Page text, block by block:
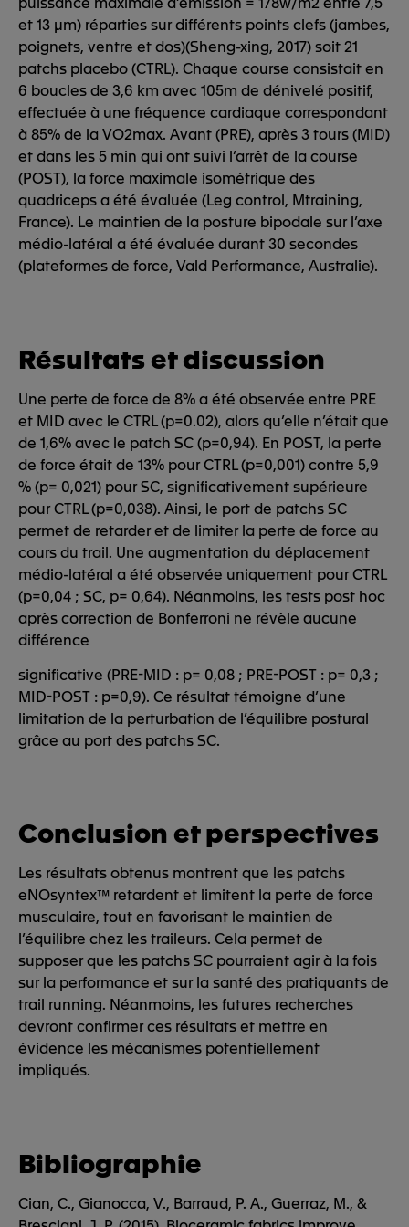
et 13 μm) réparties sur différents points clefs (jambes,
poignets, ventre et dos)(Sheng-xing, 2017) soit 21
patchs placebo (CTRL). Chaque course consistait en
6 boucles de 3,6 km avec 105m de dénivelé positif,
effectuée à une fréquence cardiaque correspondant
à 85% de la VO2max. Avant (PRE), après 3 tours (MID)
et dans les 5 min qui ont suivi l’arrêt de la course
(POST), la force maximale isométrique des
quadriceps a été évaluée (Leg control, Mtraining,
France). Le maintien de la posture bipodale sur l’axe
médio-latéral a été évaluée durant 30 secondes
(plateformes de force, Vald Performance, Australie).
Résultats et discussion
Une perte de force de 8% a été observée entre PRE
et MID avec le CTRL (p=0.02), alors qu’elle n’était que
de 1,6% avec le patch SC (p=0,94). En POST, la perte
de force était de 13% pour CTRL (p=0,001) contre 5,9
% (p= 0,021) pour SC, significativement supérieure
pour CTRL (p=0,038). Ainsi, le port de patchs SC
permet de retarder et de limiter la perte de force au
cours du trail. Une augmentation du déplacement
médio-latéral a été observée uniquement pour CTRL
(p=0,04 ; SC, p= 0,64). Néanmoins, les tests post hoc
après correction de Bonferroni ne révèle aucune
différence
significative (PRE-MID : p= 0,08 ; PRE-POST : p= 0,3 ;
MID-POST : p=0,9). Ce résultat témoigne d’une
limitation de la perturbation de l’équilibre postural
grâce au port des patchs SC.
Conclusion et perspectives
Les résultats obtenus montrent que les patchs
eNOsyntex™ retardent et limitent la perte de force
musculaire, tout en favorisant le maintien de
l’équilibre chez les traileurs. Cela permet de
supposer que les patchs SC pourraient agir à la fois
sur la performance et sur la santé des pratiquants de
trail running. Néanmoins, les futures recherches
devront confirmer ces résultats et mettre en
évidence les mécanismes potentiellement
impliqués.
Bibliographie
Cian, C., Gianocca, V., Barraud, P. A., Guerraz, M., &